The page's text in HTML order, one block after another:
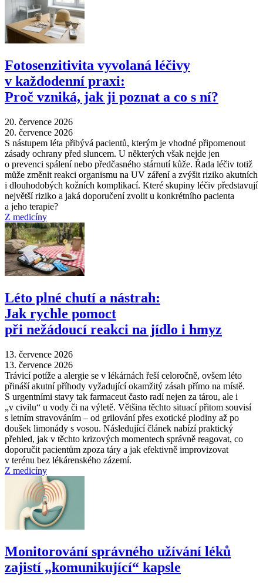
Fotosenzitivita vyvolaná léčivy
v každodenní praxi:
Proč vzniká, jak ji poznat a co s ní?
20. července 2026
20. července 2026
S nástupem léta přibývá pacientů, kterým je vhodné připomenout
zásady ochrany před sluncem. U některých však nejde jen
o prevenci spálení nebo předčasného stárnutí kůže. Řada léčiv totiž
může změnit reakci organismu na UV záření a zvýšit riziko akutních
i dlouhodobých kožních komplikací. Které skupiny léčiv představují
největší riziko a jaká doporučení zvolit u konkrétního pacienta
a jeho terapie?
Z medicíny
Léto plné chutí a nástrah:
Jak rychle pomoct
při nežádoucí reakci na jídlo i hmyz
13. července 2026
13. července 2026
Trávicí potíže a alergie se v lékárnách řeší celoročně, ovšem léto
přináší akutní příhody vyžadující okamžitý zásah přímo na místě.
S urgentními stavy tak farmaceut často radí nejen za tárou, ale i
„v civilu“ u vody či na výletě. Většina těchto situací přitom souvisí
s letním stravováním –⁠ od grilování přes exotické plodiny až po
doušek limonády s vosou. Následující článek nabízí praktický
přehled, jak v těchto krizových momentech správně reagovat, co
doporučit pacientům zpoza táry a jak efektivně improvizovat
v terénu bez lékárenského zázemí.
Z medicíny
Monitorování správného užívání léků
zajistí „komunikující“ kapsle